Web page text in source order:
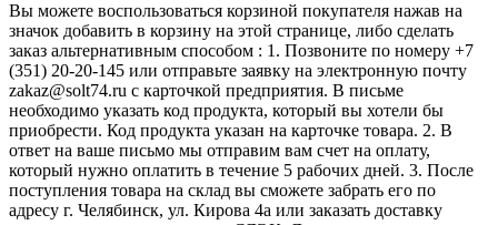
Вы можете воспользоваться корзиной покупателя нажав на
значок добавить в корзину на этой странице, либо сделать
заказ альтернативным способом : 1. Позвоните по номеру +7
(351) 20-20-145 или отправьте заявку на электронную почту
zakaz@solt74.ru с карточкой предприятия. В письме
необходимо указать код продукта, который вы хотели бы
приобрести. Код продукта указан на карточке товара. 2. В
ответ на ваше письмо мы отправим вам счет на оплату,
который нужно оплатить в течение 5 рабочих дней. 3. После
поступления товара на склад вы сможете забрать его по
адресу г. Челябинск, ул. Кирова 4а или заказать доставку